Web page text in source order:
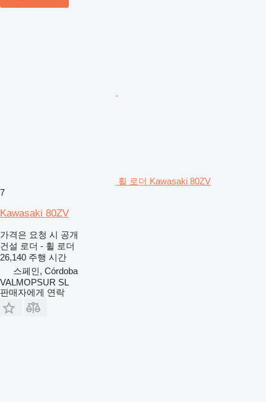
휠 로더 Kawasaki 80ZV
7
Kawasaki 80ZV
가격은 요청 시 공개
건설 로더 - 휠 로더
26,140 주행 시간
스페인, Córdoba
VALMOPSUR SL
판매자에게 연락